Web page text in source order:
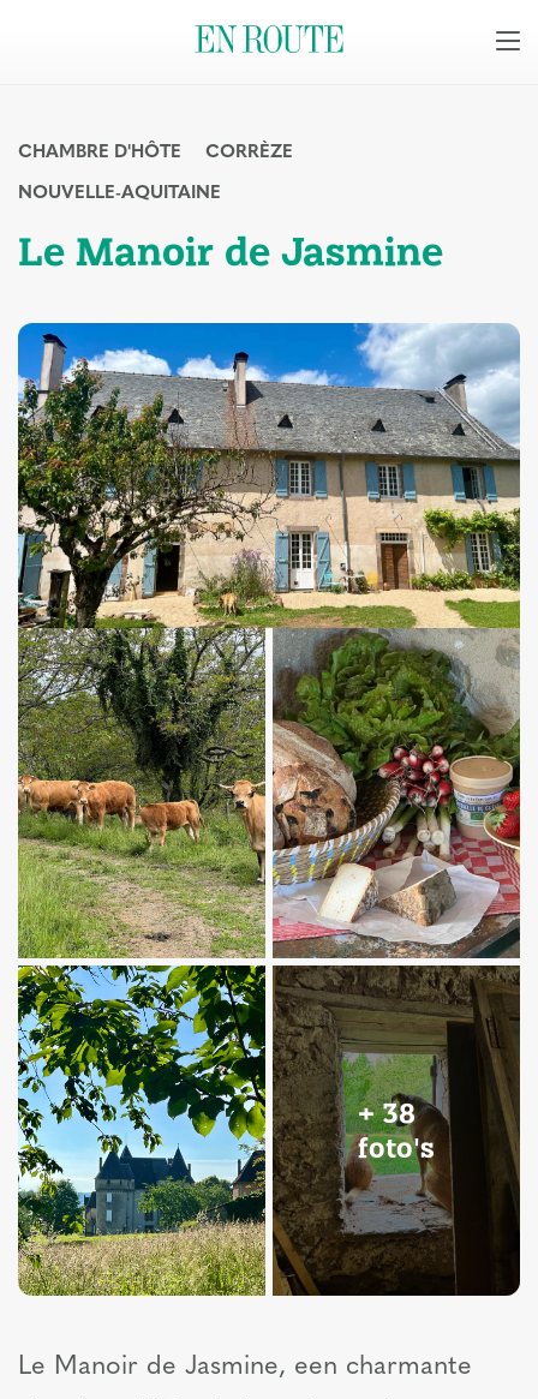
CHAMBRE D'HÔTE CORRÈZE
NOUVELLE-AQUITAINE
Le Manoir de Jasmine
+ 38
foto's
Le Manoir de Jasmine, een charmante